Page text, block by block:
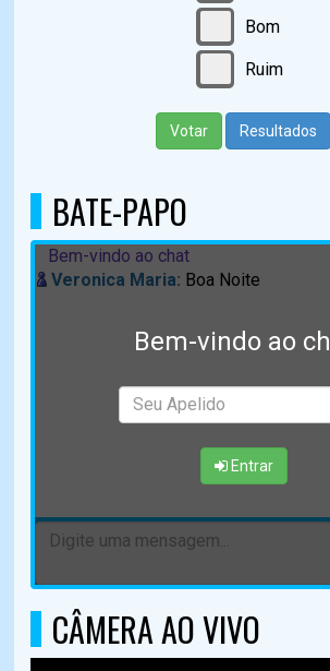
Bom
Ruim
Votar Resultados
BATE-PAPO
Bem-vindo ao
Entrar
Bem-vindo ao chat
Veronica Maria: Boa Noite
CÂMERA AO VIVO